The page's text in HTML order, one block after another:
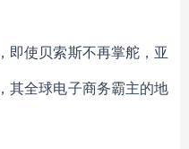
即使贝索斯不再掌舵，亚
其全球电子商务霸主的地